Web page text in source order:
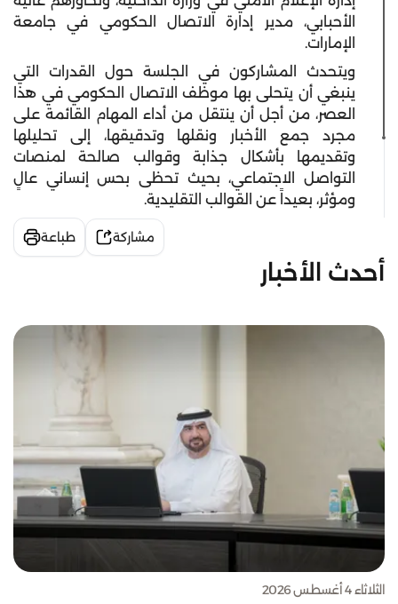
الأحبابي، مدير إدارة الاتصال الحكومي في جامعة
الإمارات.
ويتحدث المشاركون في الجلسة حول القدرات التي
ينبغي أن يتحلى بها موظف الاتصال الحكومي في هذا
العصر، من أجل أن ينتقل من أداء المهام القائمة على
مجرد جمع الأخبار ونقلها وتدقيقها، إلى تحليلها
وتقديمها بأشكال جذابة وقوالب صالحة لمنصات
التواصل الاجتماعي، بحيث تحظى بحس إنساني عالٍ
ومؤثر، بعيداً عن القوالب التقليدية.
مشاركة طباعة
أحدث الأخبار
الثلاثاء 4 أغسطس 2026